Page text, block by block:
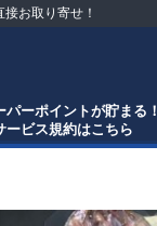
お取り寄せ！
ーポイントが貯まる！
ービス規約はこちら